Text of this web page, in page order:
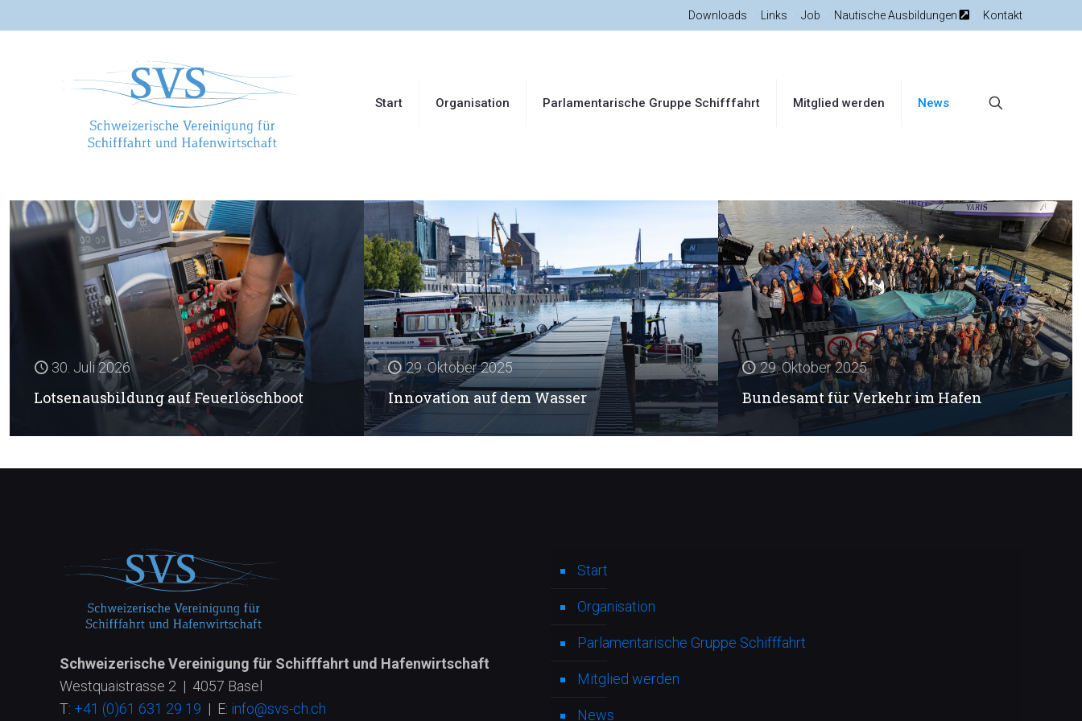
Downloads Links Job Nautische Ausbildungen Kontakt
Start Organisation Parlamentarische Gruppe Schifffahrt Mitglied werden News
30. Juli 2026
Lotsenausbildung auf Feuerlöschboot
29. Oktober 2025
Innovation auf dem Wasser
29. Oktober 2025
Bundesamt für Verkehr im Hafen
Schweizerische Vereinigung für Schifffahrt und Hafenwirtschaft
Westquaistrasse 2 | 4057 Basel
T: +41 (0)61 631 29 19 | E: info@svs-ch.ch
Start
Organisation
Parlamentarische Gruppe Schifffahrt
Mitglied werden
News